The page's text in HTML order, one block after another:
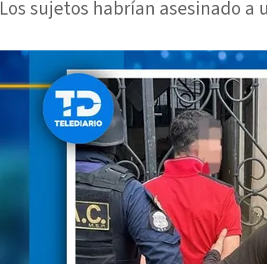
Los sujetos habrían asesinado a